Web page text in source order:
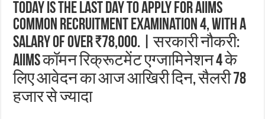
मृणाल ने क्रिकेटर यशस्वी संग डेटिंग पर तोड़ी चुप्पी:वायरल वीडियो के बाद अफवाहें तेज हुईं,
Today is the last day to apply for AIIMS
Common Recruitment Examination 4, with a
salary of over ₹78,000. | सरकारी नौकरी:
AIIMS कॉमन रिक्रूटमेंट एग्जामिनेशन 4 के
लिए आवेदन का आज आखिरी दिन, सैलरी 78
हजार से ज्यादा